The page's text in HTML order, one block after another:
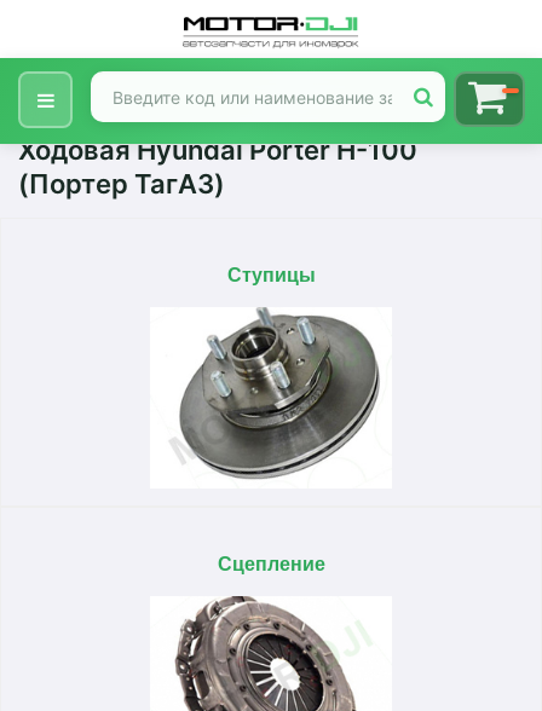
Ходовая Hyundai Porter H-100
(Портер ТагАЗ)
Ступицы
Сцепление